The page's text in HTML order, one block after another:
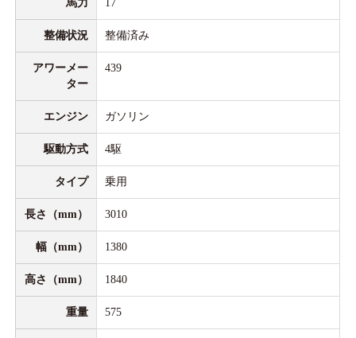
馬力 17
整備状況 整備済み
アワーメー
ター
439
エンジン ガソリン
駆動方式 4駆
タイプ 乗用
長さ（mm） 3010
幅（mm） 1380
高さ（mm） 1840
重量 575